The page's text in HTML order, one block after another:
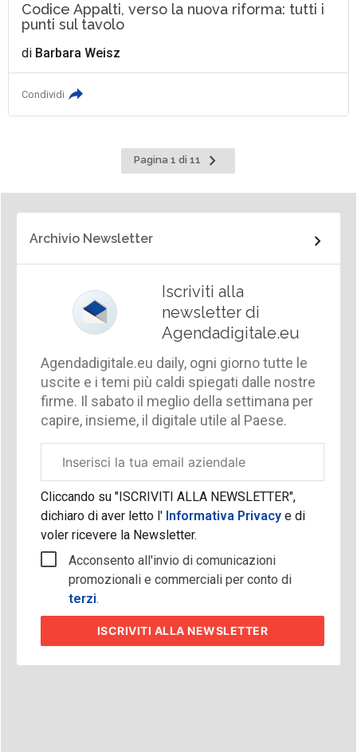
Codice Appalti, verso la nuova riforma: tutti i
punti sul tavolo
di Barbara Weisz
Condividi
Pagina 1 di 11
Pagina
successiva
Archivio Newsletter
Iscriviti alla
newsletter di
Agendadigitale.eu
Agendadigitale.eu daily, ogni giorno tutte le
uscite e i temi più caldi spiegati dalle nostre
firme. Il sabato il meglio della settimana per
capire, insieme, il digitale utile al Paese.
aziendale
Cliccando su "ISCRIVITI ALLA NEWSLETTER",
dichiaro di aver letto l'Informativa Privacy e di
voler ricevere la Newsletter.
Acconsento all'invio di comunicazioni
promozionali e commerciali per conto di
terzi.
ISCRIVITI ALLA NEWSLETTER